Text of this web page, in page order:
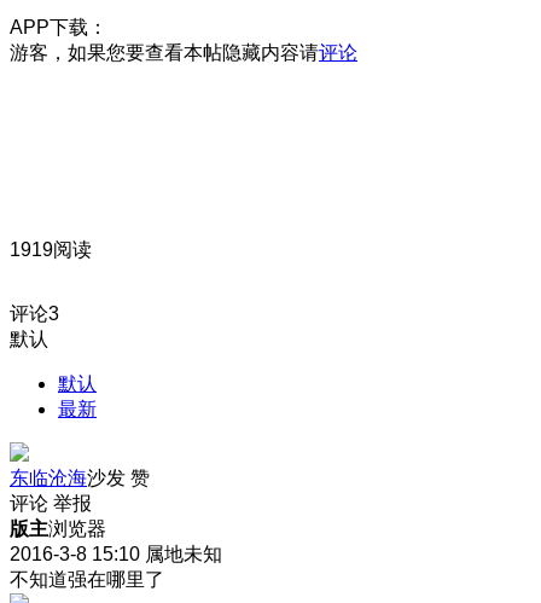
APP下载：
游客，如果您要查看本帖隐藏内容请评论
1919阅读
评论3
默认
默认
最新
东临沧海沙发 赞
评论 举报
版主浏览器
2016-3-8 15:10 属地未知
不知道强在哪里了